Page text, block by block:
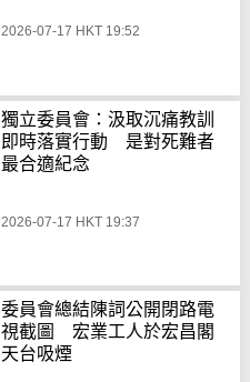
2026-07-17 HKT 19:52
獨立委員會：汲取沉痛教訓
即時落實行動 是對死難者
最合適紀念
2026-07-17 HKT 19:37
委員會總結陳詞公開閉路電
視截圖 宏業工人於宏昌閣
天台吸煙